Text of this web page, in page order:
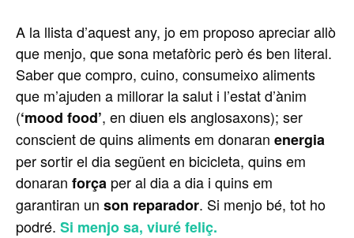
A la llista d’aquest any, jo em proposo apreciar allò
que menjo, que sona metafòric però és ben literal.
Saber que compro, cuino, consumeixo aliments
que m’ajuden a millorar la salut i l’estat d’ànim
(‘mood food’, en diuen els anglosaxons); ser
conscient de quins aliments em donaran energia
per sortir el dia següent en bicicleta, quins em
donaran força per al dia a dia i quins em
garantiran un son reparador. Si menjo bé, tot ho
podré. Si menjo sa, viuré feliç.